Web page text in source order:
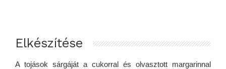
Elkészítése
A tojások sárgáját a cukorral és olvasztott margarinnal